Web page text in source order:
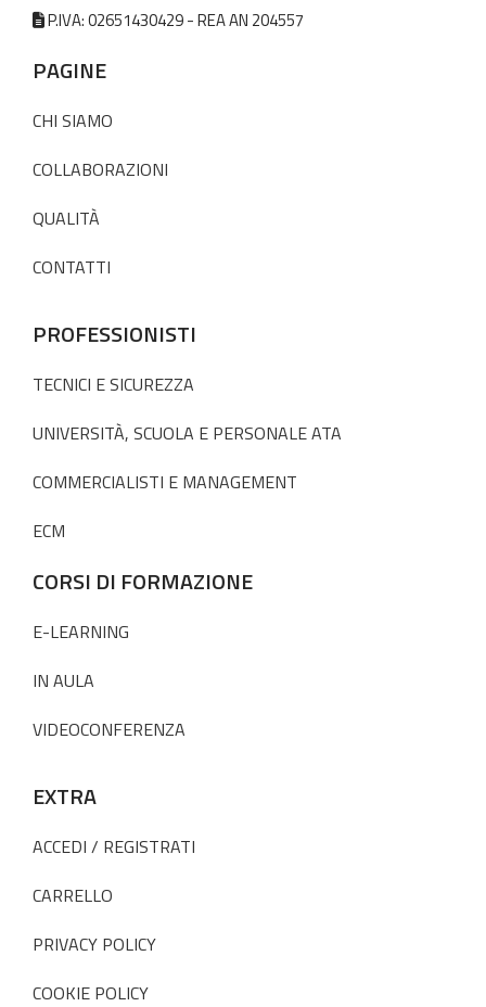
P.IVA: 02651430429 - REA AN 204557
PAGINE
CHI SIAMO
COLLABORAZIONI
QUALITÀ
CONTATTI
PROFESSIONISTI
TECNICI E SICUREZZA
UNIVERSITÀ, SCUOLA E PERSONALE ATA
COMMERCIALISTI E MANAGEMENT
ECM
CORSI DI FORMAZIONE
E-LEARNING
IN AULA
VIDEOCONFERENZA
EXTRA
ACCEDI / REGISTRATI
CARRELLO
PRIVACY POLICY
COOKIE POLICY